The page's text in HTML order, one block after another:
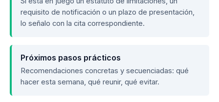
requisito de notificación o un plazo de presentación,
lo señalo con la cita correspondiente.
Próximos pasos prácticos
Recomendaciones concretas y secuenciadas: qué
hacer esta semana, qué reunir, qué evitar.